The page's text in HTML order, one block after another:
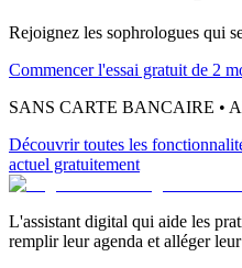
Rejoignez les sophrologues qui
Commencer l'essai gratuit de 2
SANS CARTE BANCAIRE •
Découvrir toutes les
actuel gratuitement
L'assistant digital qui aide les
remplir leur agenda et alléger